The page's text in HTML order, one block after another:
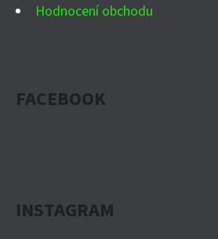
Hodnocení obchodu
FACEBOOK
INSTAGRAM